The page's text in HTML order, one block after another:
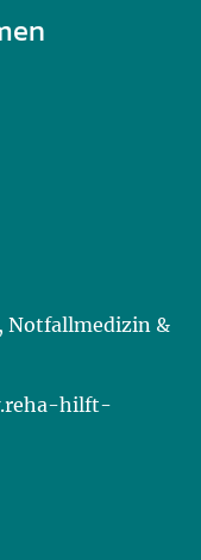
Notfallmedizin &
hilft-